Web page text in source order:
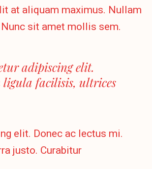
at aliquam maximus. Nullam
sit amet mollis sem.
adipiscing elit.
ligula facilisis, ultrices
elit. Donec ac lectus mi.
justo. Curabitur